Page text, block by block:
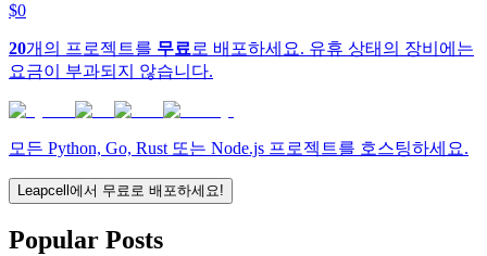
$0
20개의 프로젝트를 무료 로 배포하세요. 유휴 상태의 장비에는
요금이 부과되지 않습니다.
모든 Python, Go, Rust 또는 Node.js 프로젝트를 호스팅하세요.
Leapcell에서 무료로 배포하세요!
Popular Posts